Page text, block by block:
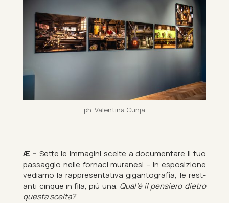
ph. Valentina Cunja
Æ – Sette le im­ma­gini scelte a doc­u­ment­are il tuo
pas­sag­gio nelle for­naci mur­anesi – in es­pos­iz­ione
vediamo la rap­p­resent­ativa gi­gan­to­grafia, le rest­
anti cinque in fila, più una. Qual’è il pen­siero di­etro
questa scelta?